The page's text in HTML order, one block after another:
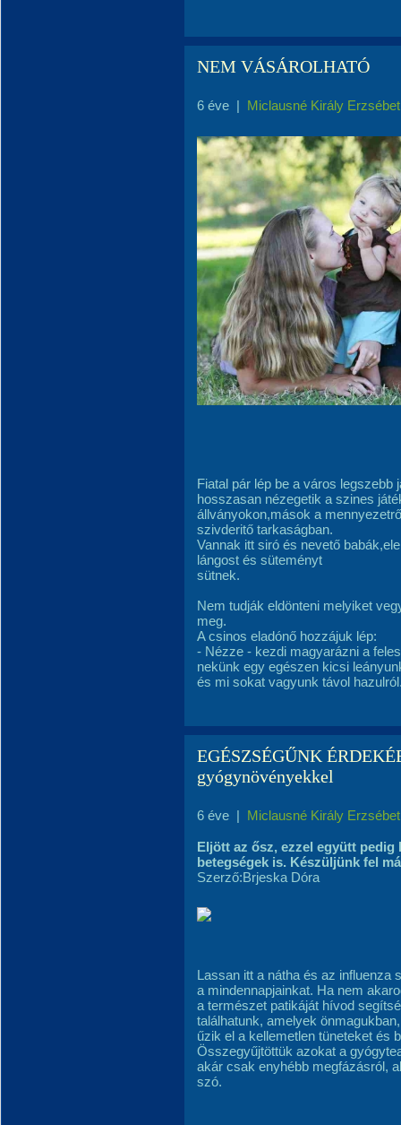
NEM VÁSÁROLHATÓ
6 éve | Miclausné Király Erzsébet
Fiatal pár lép be a város legszebb
hosszasan nézegetik a szines
állványokon,mások a
szivderitő tarkaságban.
Vannak itt siró és nevető
lángost és süteményt
sütnek.
Nem tudják eldönteni melyiket
meg.
A csinos eladónő hozzájuk lép:
- Nézze - kezdi magyarázni a
nekünk egy egészen kicsi
és mi sokat vagyunk távol
EGÉSZSÉGŰNK
gyógynövényekkel
6 éve | Miclausné Király Erzsébet
Eljött az ősz, ezzel együtt
betegségek is. Készüljünk fel
Szerző:Brjeska Dóra
Lassan itt a nátha és az
a mindennapjainkat. Ha nem
a természet patikáját hívod
találhatunk, amelyek
űzik el a kellemetlen tüneteket és
Összegyűjtöttük azokat a
akár csak enyhébb megfázásról,
szó.